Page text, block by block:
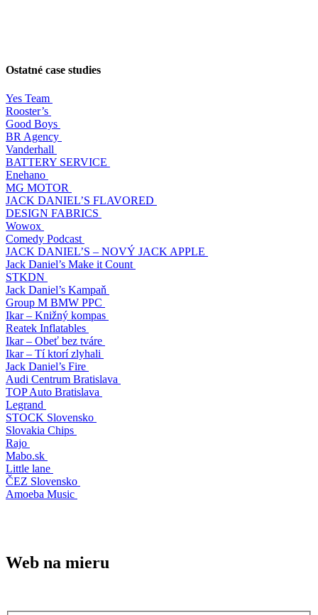
Ostatné case studies
Yes Team
Rooster’s
Good Boys
BR Agency
Vanderhall
BATTERY SERVICE
Enehano
MG MOTOR
JACK DANIEL’S FLAVORED
DESIGN FABRICS
Wowox
Comedy Podcast
JACK DANIEL’S – NOVÝ JACK APPLE
Jack Daniel’s Make it Count
STKDN
Jack Daniel’s Kampaň
Group M BMW PPC
Ikar – Knižný kompas
Reatek Inflatables
Ikar – Obeť bez tváre
Ikar – Tí ktorí zlyhali
Jack Daniel’s Fire
Audi Centrum Bratislava
TOP Auto Bratislava
Legrand
STOCK Slovensko
Slovakia Chips
Rajo
Mabo.sk
Little lane
ČEZ Slovensko
Amoeba Music
Web na mieru